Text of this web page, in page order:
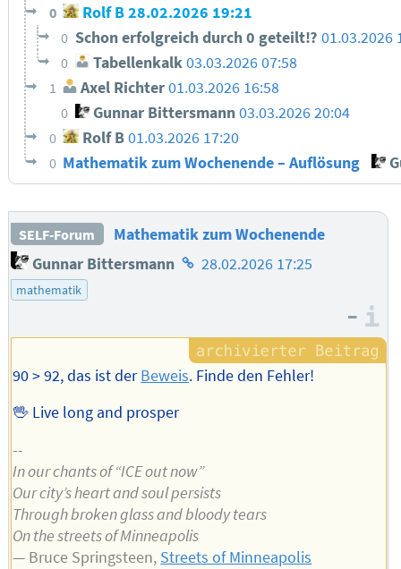
0 Rolf B28.02.2026 19:21
0 Schon erfolgreich durch 0 geteilt⁉︎ 01.03.2026
0 Tabellenkalk 03.03.2026 07:58
1 Axel Richter01.03.2026 16:58
0 Gunnar Bittersmann 03.03.2026 20:04
0 Rolf B01.03.2026 17:20
0 Mathematik zum Wochenende – Auflösung
SELF-Forum
Mathematik zum Wochenende
Gunnar Bittersmann Homepage
28.02.2026 17:25
mathematik
–
90 > 92, das ist derBeweis. Finde den Fehler!
🖖 Live long and prosper
--
In our chants of “ICE out now”
Our city’s heart and soul persists
Through broken glass and bloody tears
On the streets of Minneapolis
— Bruce Springsteen, Streets of Minneapolis